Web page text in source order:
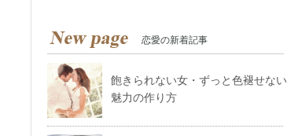
恋愛の新着記事
飽きられない女・ずっと色褪せない
魅力の作り方